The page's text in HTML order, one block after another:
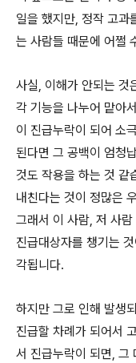
일을 했지만, 정작 고과
는 사람들 때문에 어쩔
사실, 이해가 안되는 것
각 기능을 나누어 맡아
이 진급누락이 되어 소
된다면 그 공백이 엄청
것도 작용을 하는 것 같
내친다는 것이 정많은
그래서 이 사람, 저 사
진급대상자를 챙기는
각됩니다.
하지만 그로 인해 발생
진급할 차례가 되어서
서 진급누락이 되면, 그